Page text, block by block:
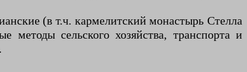
(в т.ч. кармелитский монастырь Стелла
сельского хозяйства, транспорта и